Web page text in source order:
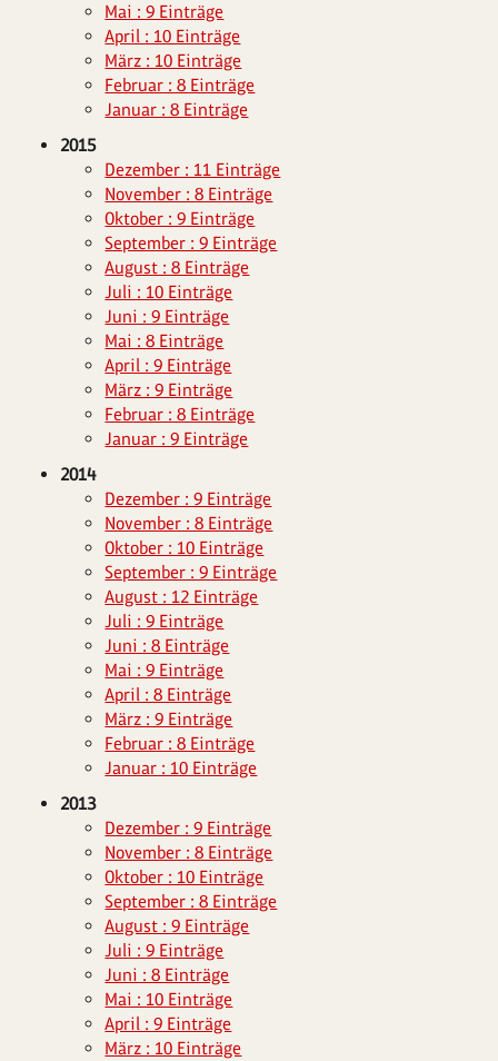
Mai : 9 Einträge
April : 10 Einträge
März : 10 Einträge
Februar : 8 Einträge
Januar : 8 Einträge
2015
Dezember : 11 Einträge
November : 8 Einträge
Oktober : 9 Einträge
September : 9 Einträge
August : 8 Einträge
Juli : 10 Einträge
Juni : 9 Einträge
Mai : 8 Einträge
April : 9 Einträge
März : 9 Einträge
Februar : 8 Einträge
Januar : 9 Einträge
2014
Dezember : 9 Einträge
November : 8 Einträge
Oktober : 10 Einträge
September : 9 Einträge
August : 12 Einträge
Juli : 9 Einträge
Juni : 8 Einträge
Mai : 9 Einträge
April : 8 Einträge
März : 9 Einträge
Februar : 8 Einträge
Januar : 10 Einträge
2013
Dezember : 9 Einträge
November : 8 Einträge
Oktober : 10 Einträge
September : 8 Einträge
August : 9 Einträge
Juli : 9 Einträge
Juni : 8 Einträge
Mai : 10 Einträge
April : 9 Einträge
März : 10 Einträge